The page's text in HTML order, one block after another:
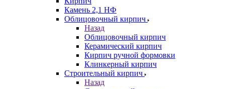
Камень 2,1 НФ
Облицовочный кирпич
Назад
Облицовочный кирпич
Керамический кирпич
Кирпич ручной формовки
Клинкерный кирпич
Строительный кирпич
Назад